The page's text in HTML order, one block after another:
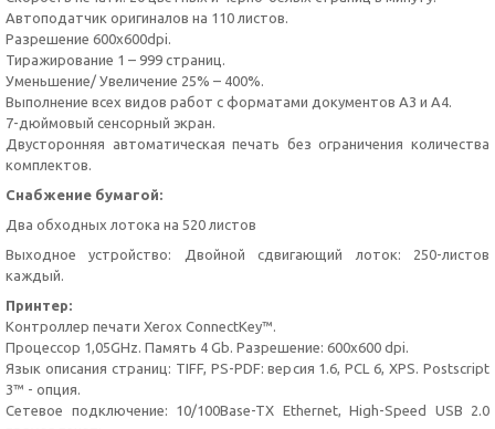
Автоподатчик оригиналов на 110 листов.
Разрешение 600х600dpi.
Тиражирование 1 – 999 страниц.
Уменьшение/ Увеличение 25% – 400%.
Выполнение всех видов работ с форматами документов А3 и А4.
7-дюймовый сенсорный экран.
Двусторонняя автоматическая печать без ограничения количества
комплектов.
Снабжение бумагой:
Два обходных лотока на 520 листов
Выходное устройство: Двойной сдвигающий лоток: 250-листов
каждый.
Принтер:
Контроллер печати Xerox ConnectKey™.
Процессор 1,05GHz. Память 4 Gb. Разрешение: 600х600 dpi.
Язык описания страниц: TIFF, PS-PDF: версия 1.6, PCL 6, XPS. Postscript
3™ - опция.
Сетевое подключение: 10/100Base-TX Ethernet, High-Speed USB 2.0